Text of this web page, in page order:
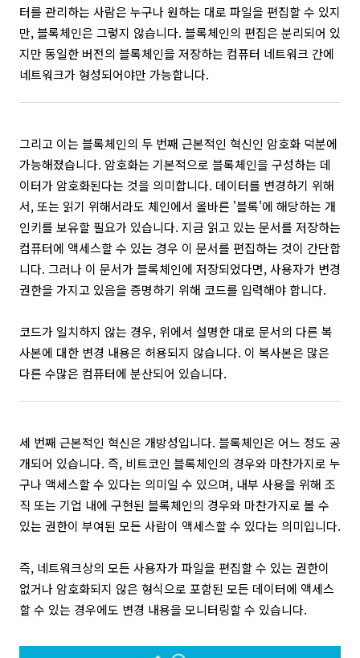
터를 관리하는 사람은 누구나 원하는 대로 파일을 편집할 수 있지
만, 블록체인은 그렇지 않습니다. 블록체인의 편집은 분리되어 있
지만 동일한 버전의 블록체인을 저장하는 컴퓨터 네트워크 간에
네트워크가 형성되어야만 가능합니다.
그리고 이는 블록체인의 두 번째 근본적인 혁신인 암호화 덕분에
가능해졌습니다. 암호화는 기본적으로 블록체인을 구성하는 데
이터가 암호화된다는 것을 의미합니다. 데이터를 변경하기 위해
서, 또는 읽기 위해서라도 체인에서 올바른 '블록'에 해당하는 개
인키를 보유할 필요가 있습니다. 지금 읽고 있는 문서를 저장하는
컴퓨터에 액세스할 수 있는 경우 이 문서를 편집하는 것이 간단합
니다. 그러나 이 문서가 블록체인에 저장되었다면, 사용자가 변경
권한을 가지고 있음을 증명하기 위해 코드를 입력해야 합니다.
코드가 일치하지 않는 경우, 위에서 설명한 대로 문서의 다른 복
사본에 대한 변경 내용은 허용되지 않습니다. 이 복사본은 많은
다른 수많은 컴퓨터에 분산되어 있습니다.
세 번째 근본적인 혁신은 개방성입니다. 블록체인은 어느 정도 공
개되어 있습니다. 즉, 비트코인 블록체인의 경우와 마찬가지로 누
구나 액세스할 수 있다는 의미일 수 있으며, 내부 사용을 위해 조
직 또는 기업 내에 구현된 블록체인의 경우와 마찬가지로 볼 수
있는 권한이 부여된 모든 사람이 액세스할 수 있다는 의미입니다.
즉, 네트워크상의 모든 사용자가 파일을 편집할 수 있는 권한이
없거나 암호화되지 않은 형식으로 포함된 모든 데이터에 액세스
할 수 있는 경우에도 변경 내용을 모니터링할 수 있습니다.